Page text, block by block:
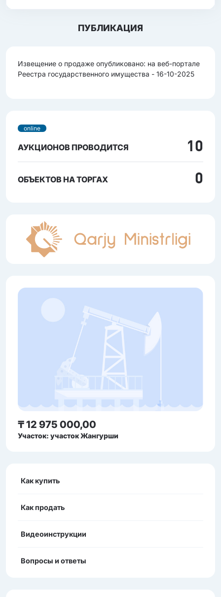
ПУБЛИКАЦИЯ
Извещение о продаже опубликовано: на веб-портале
Реестра государственного имущества - 16-10-2025
online
АУКЦИОНОВ ПРОВОДИТСЯ 10
ОБЪЕКТОВ НА ТОРГАХ 0
₸ 12 975 000,00
Участок: участок Жангурши
Как купить
Как продать
Видеоинструкции
Вопросы и ответы